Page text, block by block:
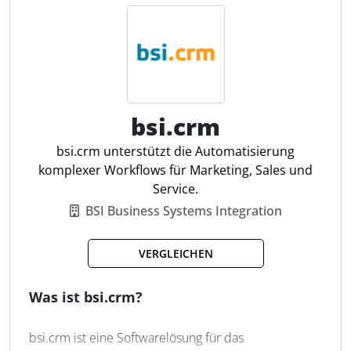
deutschen Datenschutz und ist geräteunabhängig -
sich die Software problemlos in gängige Programme
wie Outlook oder Gmail integrieren und bietet
Schnittstellen. Damit eignet sie sich insbesondere
für den Einsatz in Steuerkanzleien, die ihre Prozesse
digitalisieren wollen.
Kontaktmanagement
Zentrale Kundenhistorie
Aufgabenplanung
E-Mail-Integration
API für Software-Anbindung
bsi.crm
bsi.crm unterstützt die Automatisierung
komplexer Workflows für Marketing, Sales und
Service.
BSI Business Systems Integration
VERGLEICHEN
Was ist bsi.crm?
bsi.crm ist eine Softwarelösung für das